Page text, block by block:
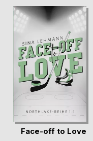
Face-off to Love